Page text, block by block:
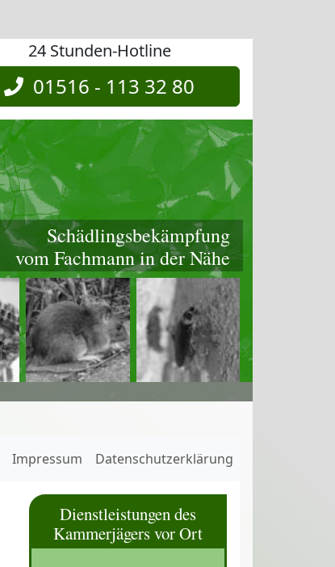
24 Stunden-Hotline
01516 - 113 32 80
Schädlingsbekämpfung
vom Fachmann in der Nähe
Impressum Datenschutzerklärung
Dienstleistungen des
Kammerjägers vor Ort